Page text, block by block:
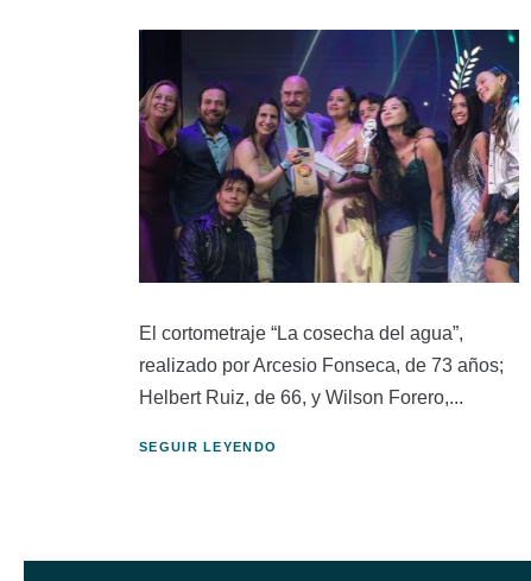
El cortometraje “La cosecha del agua”,
realizado por Arcesio Fonseca, de 73 años;
Helbert Ruiz, de 66, y Wilson Forero,...
SEGUIR LEYENDO